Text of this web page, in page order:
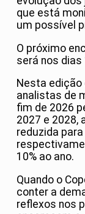
que está
um possível
O próximo
será nos dias
Nesta
analistas de
fim de 2026
2027 e 2028,
reduzida para
10% ao ano.
Quando o
conter a
reflexos nos